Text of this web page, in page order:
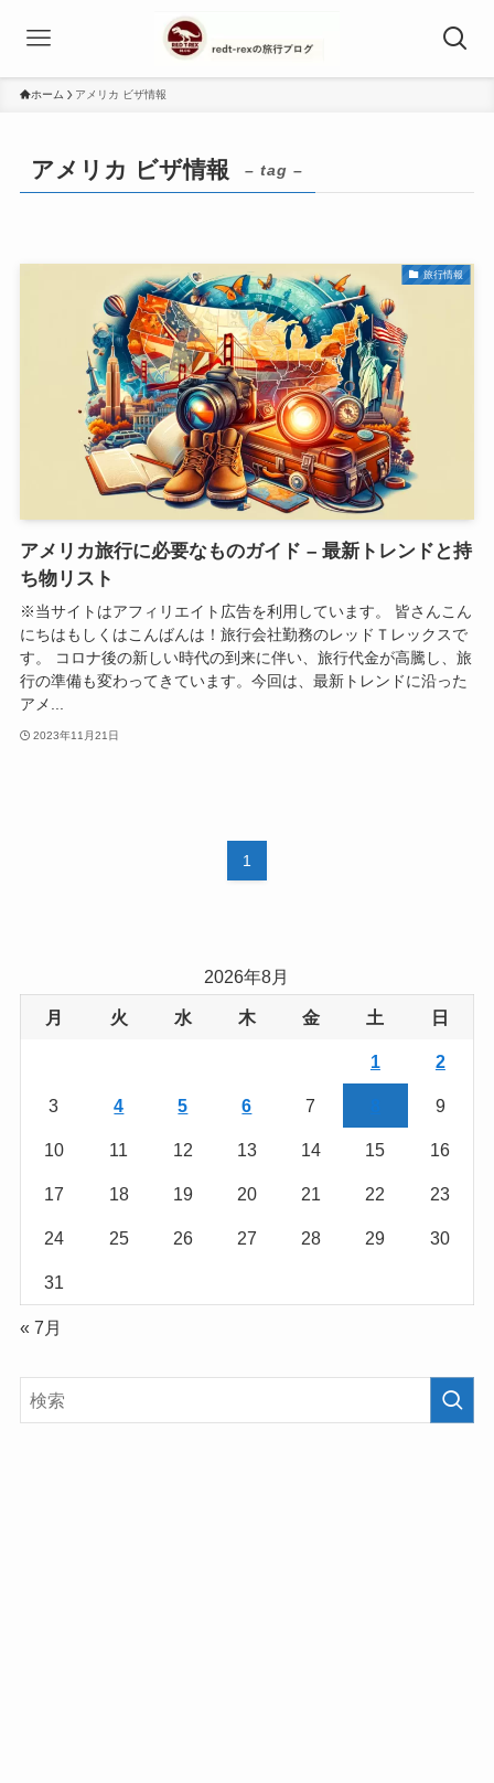
ホーム アメリカ ビザ情報
アメリカ ビザ情報 – tag –
旅行情報
アメリカ旅行に必要なものガイド – 最新トレンドと持
ち物リスト
※当サイトはアフィリエイト広告を利用しています。 皆さんこん
にちはもしくはこんばんは！旅行会社勤務のレッドＴレックスで
す。 コロナ後の新しい時代の到来に伴い、旅行代金が高騰し、旅
行の準備も変わってきています。今回は、最新トレンドに沿った
アメ...
2023年11月21日
1
2026年8月
月 火 水 木 金 土 日
1 2
3 4 5 6 7 9
10 11 12 13 14 15 16
17 18 19 20 21 22 23
24 25 26 27 28 29 30
31
« 7月